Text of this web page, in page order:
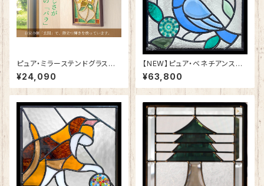
ピュア・ミラーステンドグラス
愛情の「バラ」SH-PS01
¥24,090
【NEW】ピュア・ベネチアンステ
ンドグラスSH-VE11
¥63,800